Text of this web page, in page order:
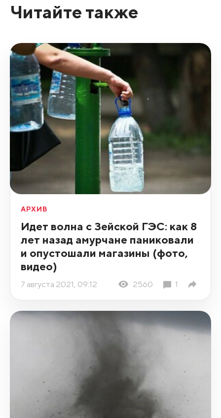
Читайте также
АРХИВ
Идет волна с Зейской ГЭС: как 8
лет назад амурчане паниковали
и опустошали магазины (фото,
видео)
7 августа 2021, 09:12 2560 1